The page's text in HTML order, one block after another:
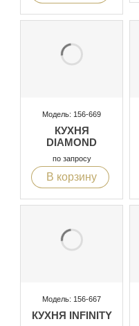
Модель: 156-669
КУХНЯ
DIAMOND
по запросу
В корзину
Модель: 156-667
КУХНЯ INFINITY